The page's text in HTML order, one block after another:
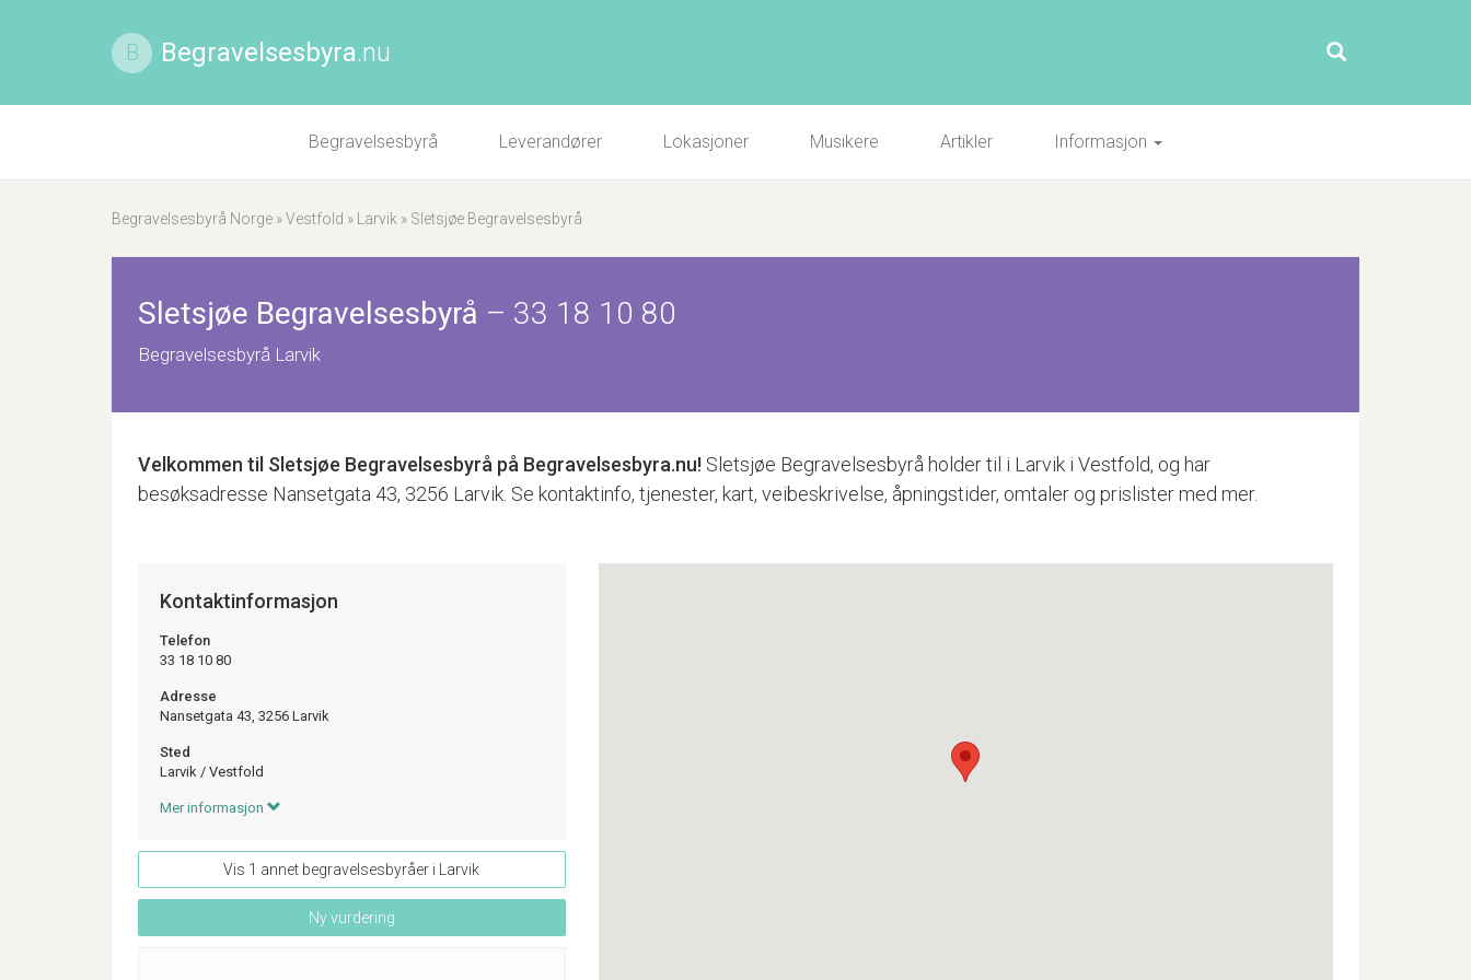
B Begravelsesbyra.nu
Begravelsesbyrå Leverandører Lokasjoner Musikere Artikler Informasjon
Begravelsesbyrå Norge »Vestfold » Larvik » Sletsjøe Begravelsesbyrå
Sletsjøe Begravelsesbyrå – 33 18 10 80
Begravelsesbyrå Larvik
Velkommen til Sletsjøe Begravelsesbyrå på Begravelsesbyra.nu! Sletsjøe Begravelsesbyrå holder til i Larvik i Vestfold, og har
besøksadresse Nansetgata 43, 3256 Larvik. Se kontaktinfo, tjenester, kart, veibeskrivelse, åpningstider, omtaler og prislister med mer.
Kontaktinformasjon
Telefon
33 18 10 80
Adresse
Nansetgata 43, 3256 Larvik
Sted
Larvik / Vestfold
Mer informasjon
Vis 1 annet begravelsesbyråer i Larvik
Ny vurdering